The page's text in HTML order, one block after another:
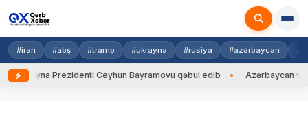
#iran #abş #tramp #ukrayna #rusiya #azərbaycan
Ukrayna Prezidenti Ceyhun Bayramovu qəbul edib Azərbaycan və